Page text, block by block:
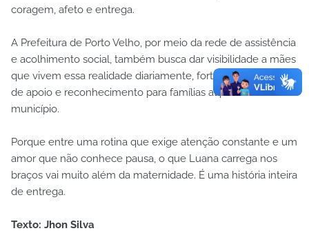
coragem, afeto e entrega.
A Prefeitura de Porto Velho, por meio da rede de assistência
e acolhimento social, também busca dar visibilidade a mães
que vivem essa realidade diariamente, fortalecendo ações
de apoio e reconhecimento para famílias atípicas do
município.
Porque entre uma rotina que exige atenção constante e um
amor que não conhece pausa, o que Luana carrega nos
braços vai muito além da maternidade. É uma história inteira
de entrega.
Texto: Jhon Silva